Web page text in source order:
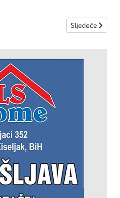
Nova Bila do vrhunskih rezultata na
Sljedeći
Sljedeće